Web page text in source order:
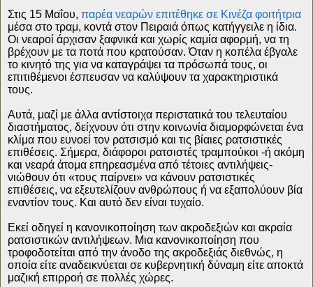
Στις 15 Μαΐου, παρέα νεαρών επιτέθηκε σε Κινέζα φοιτήτρια
μέσα στο τραμ, κοντά στον Πειραιά όπως κατήγγειλε η ίδια.
Οι νεαροί άρχισαν ξαφνικά και χωρίς καμία αφορμή, να τη
βρέχουν με τα ποτά που κρατούσαν. Όταν η κοπέλα έβγαλε
το κινητό της για να καταγράψει τα πρόσωπά τους, οι
επιτιθέμενοι έσπευσαν να καλύψουν τα χαρακτηριστικά
τους.
Αυτά, μαζί με άλλα αντίστοιχα περιστατικά του τελευταίου
διαστήματος, δείχνουν ότι στην κοινωνία διαμορφώνεται ένα
κλίμα που ευνοεί τον ρατσισμό και τις βίαιες ρατσιστικές
επιθέσεις. Σήμερα, διάφοροι ρατσιστές τραμπούκοι -ή ακόμη
και νεαρά άτομα επηρεασμένα από τέτοιες αντιλήψεις-
νιώθουν ότι «τους παίρνει» να κάνουν ρατσιστικές
επιθέσεις, να εξευτελίζουν ανθρώπους ή να εξαπολύουν βία
εναντίον τους. Και αυτό δεν είναι τυχαίο.
Εκεί οδηγεί η κανονικοποίηση των ακροδεξιών και ακραία
ρατσιστικών αντιλήψεων. Μια κανονικοποίηση που
τροφοδοτείται από την άνοδο της ακροδεξιάς διεθνώς, η
οποία είτε αναδεικνύεται σε κυβερνητική δύναμη είτε αποκτά
μαζική επιρροή σε πολλές χώρες.